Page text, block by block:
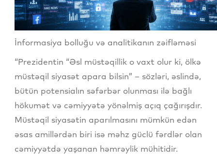
İnformasiya bolluğu və analitikanın zəifləməsi
“Prezidentin “Əsl müstəqillik o vaxt olur ki, ölkə
müstəqil siyasət apara bilsin” – sözləri, əslində,
bütün potensialın səfərbər olunması ilə bağlı
hökumət və cəmiyyətə yönəlmiş açıq çağırışdır.
Müstəqil siyasətin aparılmasını mümkün edən
əsas amillərdən biri isə məhz güclü fərdlər olan
cəmiyyətdə yaşanan həmrəylik mühitidir.